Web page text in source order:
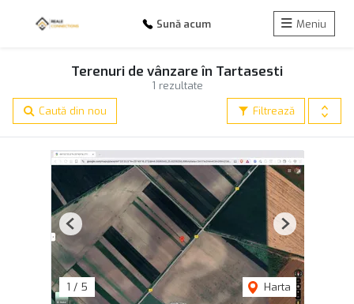
Sună acum Meniu
1 rezultate
Terenuri de vânzare în Tartasesti
Filtrează
Caută din nou
1 / 5 Harta
Previous Next